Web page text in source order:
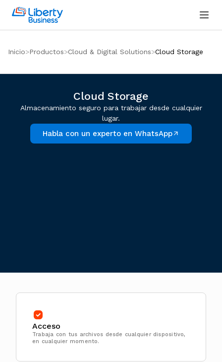
Inicio Productos Cloud & Digital Solutions Cloud Storage
Cloud Storage
Almacenamiento seguro para trabajar desde cualquier
lugar.
Habla con un experto en WhatsApp
Acceso
Trabaja con tus archivos desde cualquier dispositivo,
en cualquier momento.